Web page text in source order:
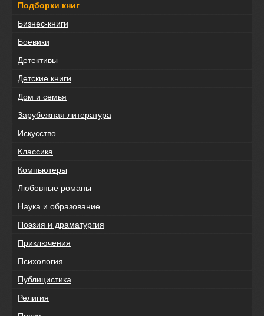
Подборки книг
Бизнес-книги
Боевики
Детективы
Детские книги
Дом и семья
Зарубежная литература
Искусство
Классика
Компьютеры
Любовные романы
Наука и образование
Поэзия и драматургия
Приключения
Психология
Публицистика
Религия